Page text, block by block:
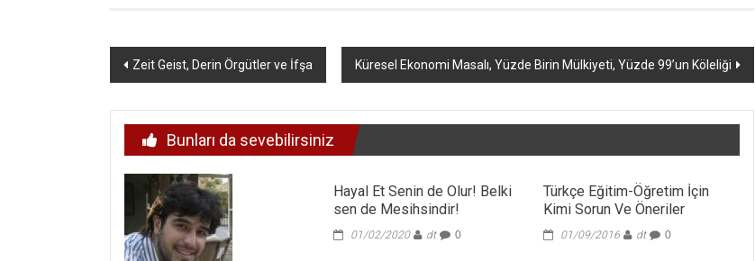
Yazı
Zeit Geist, Derin Örgütler ve İfşa Küresel Ekonomi Masalı, Yüzde Birin Mülkiyeti, Yüzde 99’un Köleliği
Bunları da sevebilirsiniz
Hayal Et Senin de Olur! Belki
sen de Mesihsindir!
01/02/2020 dt 0
Türkçe Eğitim-Öğretim İçin
Kimi Sorun Ve Öneriler
01/09/2016 dt 0